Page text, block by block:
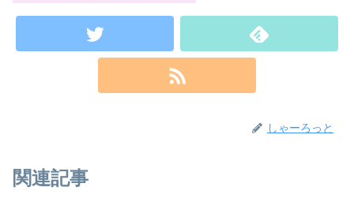
しゃーろっと
関連記事